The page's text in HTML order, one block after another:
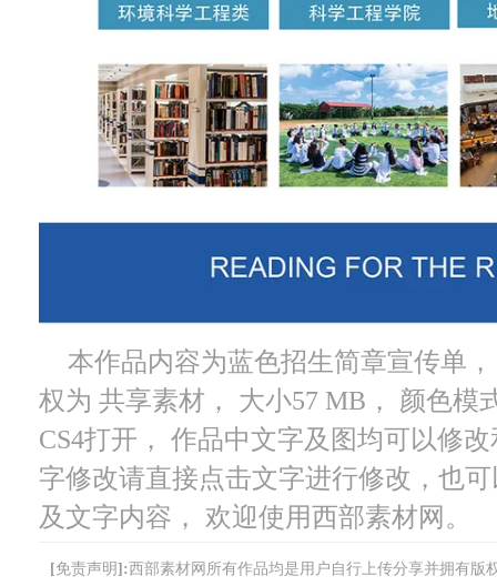
本作品内容为蓝色招生简章宣传单
权为 共享素材， 大小57 MB， 颜色模
CS4打开， 作品中文字及图均可以修
字修改请直接点击文字进行修改，也
及文字内容， 欢迎使用西部素材网。
[免责声明]:西部素材网所有作品均是用户自行上传分享并拥有